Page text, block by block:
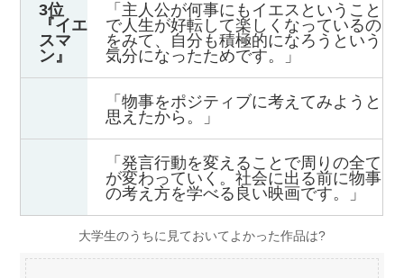
3位
『イエ
スマ
ン』
「主人公が何事にもイエスということ
で人生が好転して楽しくなっているの
をみて、自分も積極的になろうという
気分になったためです。」
「物事をポジティブに考えてみようと
思えたから。」
「発言行動を変えることで周りの全て
が変わっていく。社会に出る前に物事
の考え方を学べる良い映画です。」
大学生のうちに見ておいてよかった作品は?